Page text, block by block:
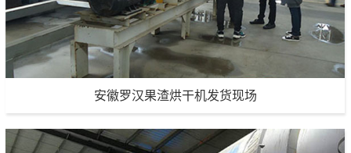
安徽罗汉果渣烘干机发货现场